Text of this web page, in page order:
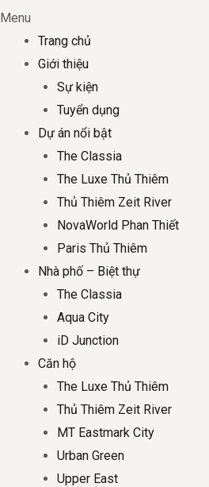
Menu
Trang chủ
Giới thiệu
Sự kiện
Tuyển dụng
Dự án nổi bật
The Classia
The Luxe Thủ Thiêm
Thủ Thiêm Zeit River
NovaWorld Phan Thiết
Paris Thủ Thiêm
Nhà phố – Biệt thự
The Classia
Aqua City
iD Junction
Căn hộ
The Luxe Thủ Thiêm
Thủ Thiêm Zeit River
MT Eastmark City
Urban Green
Upper East